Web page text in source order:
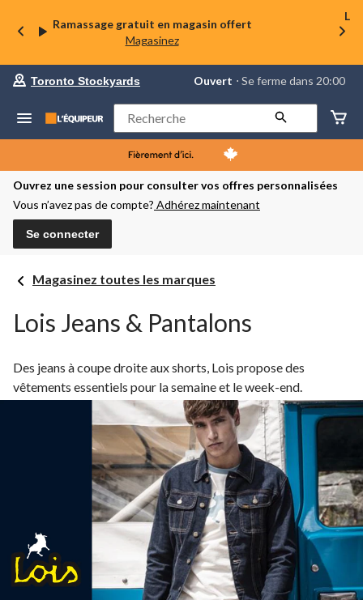
Ramassage gratuit en magasin offert
Magasinez
La
votre
préféré
Toronto
Stockyards,
courament
Ouvert,
Se
dans
Toronto Stockyards Ouvert ⋅ Se ferme dans 20:00
Rechercher
Ouvrez une session pour consulter vos offres personnalisées
Vous n’avez pas de compte? Adhérez maintenant
Se connecter
Magasinez toutes les marques
Lois Jeans & Pantalons
Des jeans à coupe droite aux shorts, Lois propose des
vêtements essentiels pour la semaine et le week-end.